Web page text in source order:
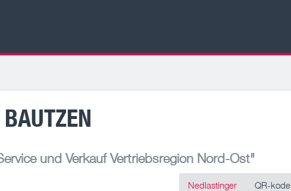
und Verkauf Vertriebsregion Nord-Ost"
Nedlastinger QR-kode